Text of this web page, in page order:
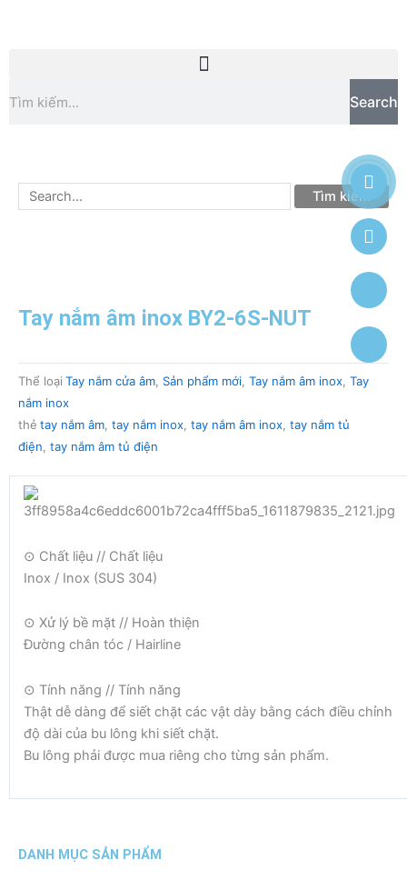
kiếm
Search
DANH MỤC SẢN PHẨM
Tìm
kiếm:
Tay nắm âm inox BY2-6S-NUT
Thể loại Tay nắm cửa âm Sản phẩm mới Tay nắm âm inox Tay
nắm inox
thẻ tay nắm âm tay nắm inox tay nắm âm inox tay nắm tủ
điện tay nắm âm tủ điện
⊙ Chất liệu // Chất liệu
Inox / Inox (SUS 304)
⊙ Xử lý bề mặt // Hoàn thiện
Đường chân tóc / Hairline
⊙ Tính năng // Tính năng
Thật dễ dàng để siết chặt các vật dày bằng cách điều chỉnh
độ dài của bu lông khi siết chặt.
Bu lông phải được mua riêng cho từng sản phẩm.